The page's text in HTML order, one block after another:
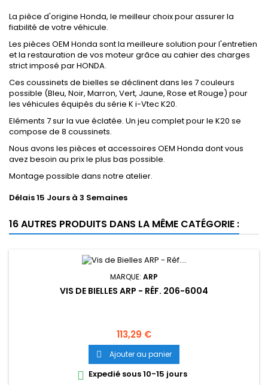
La pièce d'origine Honda, le meilleur choix pour assurer la
fiabilité de votre véhicule.
Les pièces OEM Honda sont la meilleure solution pour l'entretien
et la restauration de vos moteur grâce au cahier des charges
strict imposé par HONDA.
Ces coussinets de bielles se déclinent dans les 7 couleurs
possible (Bleu, Noir, Marron, Vert, Jaune, Rose et Rouge) pour
les véhicules équipés du série K i-Vtec K20.
Eléments 7 sur la vue éclatée. Un jeu complet pour le K20 se
compose de 8 coussinets.
Nous avons les pièces et accessoires OEM Honda dont vous
avez besoin au prix le plus bas possible.
Montage possible dans notre atelier.
Délais 15 Jours à 3 Semaines
16 AUTRES PRODUITS DANS LA MÊME CATÉGORIE :
MARQUE: ARP
VIS DE BIELLES ARP - RÉF. 206-6004
Prix
113,29 €
 Ajouter au panier
 Expedié sous 10-15 jours